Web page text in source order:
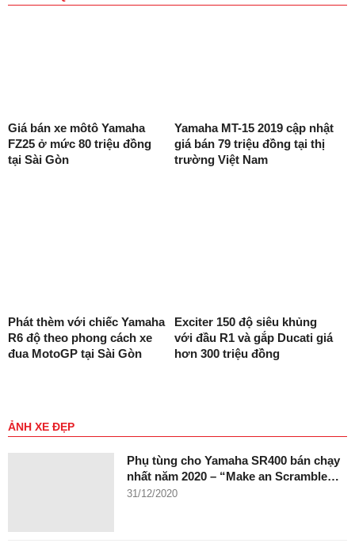
Giá bán xe môtô Yamaha
FZ25 ở mức 80 triệu đồng
tại Sài Gòn
Yamaha MT-15 2019 cập nhật
giá bán 79 triệu đồng tại thị
trường Việt Nam
Phát thèm với chiếc Yamaha
R6 độ theo phong cách xe
đua MotoGP tại Sài Gòn
Exciter 150 độ siêu khủng
với đầu R1 và gắp Ducati giá
hơn 300 triệu đồng
ẢNH XE ĐẸP
Phụ tùng cho Yamaha SR400 bán chạy
nhất năm 2020 – “Make an Scramble…
31/12/2020